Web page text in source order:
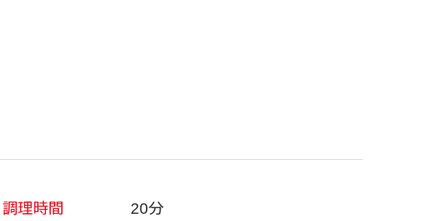
調理時間 20分